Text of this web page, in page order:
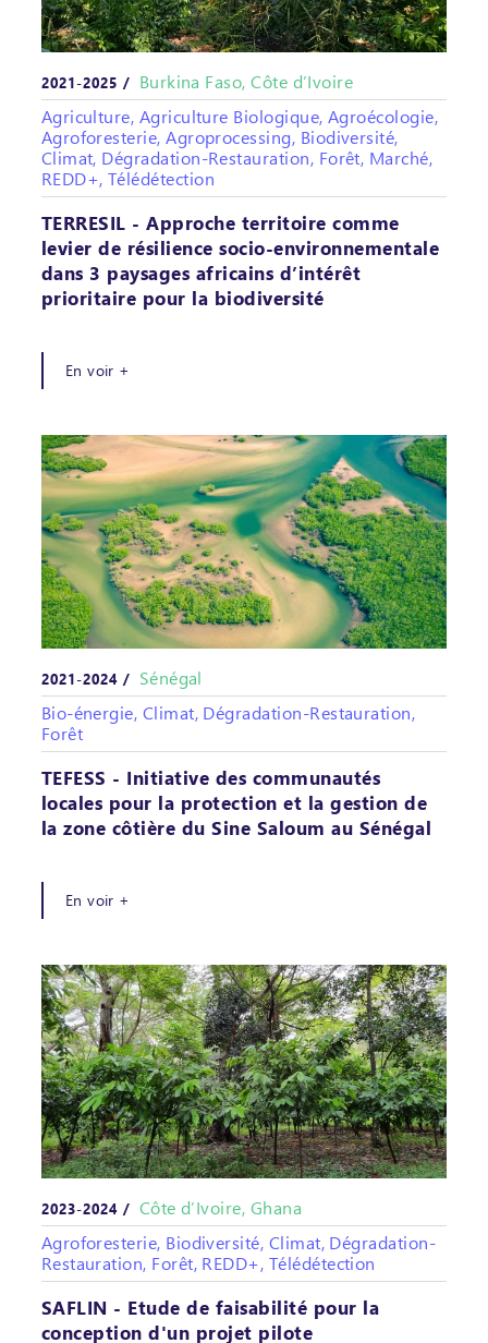
2021-2025 / Burkina Faso, Côte d’Ivoire
Agriculture, Agriculture Biologique, Agroécologie,
Agroforesterie, Agroprocessing, Biodiversité,
Climat, Dégradation-Restauration, Forêt, Marché,
REDD+, Télédétection
TERRESIL - Approche territoire comme
levier de résilience socio-environnementale
dans 3 paysages africains d’intérêt
prioritaire pour la biodiversité
En voir +
2021-2024 / Sénégal
Bio-énergie, Climat, Dégradation-Restauration,
Forêt
TEFESS - Initiative des communautés
locales pour la protection et la gestion de
la zone côtière du Sine Saloum au Sénégal
En voir +
2023-2024 / Côte d’Ivoire, Ghana
Agroforesterie, Biodiversité, Climat, Dégradation-
Restauration, Forêt, REDD+, Télédétection
SAFLIN - Etude de faisabilité pour la
conception d'un projet pilote